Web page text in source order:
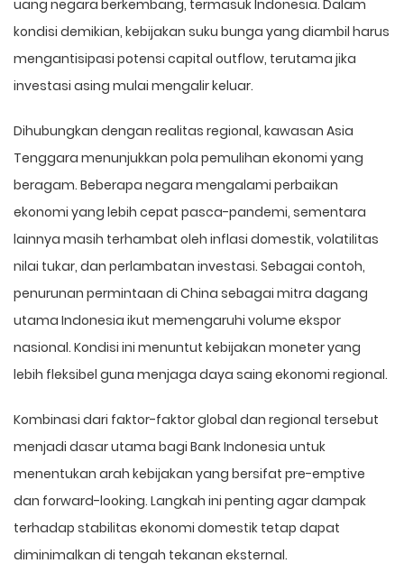
uang negara berkembang, termasuk Indonesia. Dalam
kondisi demikian, kebijakan suku bunga yang diambil harus
mengantisipasi potensi capital outflow, terutama jika
investasi asing mulai mengalir keluar.
Dihubungkan dengan realitas regional, kawasan Asia
Tenggara menunjukkan pola pemulihan ekonomi yang
beragam. Beberapa negara mengalami perbaikan
ekonomi yang lebih cepat pasca-pandemi, sementara
lainnya masih terhambat oleh inflasi domestik, volatilitas
nilai tukar, dan perlambatan investasi. Sebagai contoh,
penurunan permintaan di China sebagai mitra dagang
utama Indonesia ikut memengaruhi volume ekspor
nasional. Kondisi ini menuntut kebijakan moneter yang
lebih fleksibel guna menjaga daya saing ekonomi regional.
Kombinasi dari faktor-faktor global dan regional tersebut
menjadi dasar utama bagi Bank Indonesia untuk
menentukan arah kebijakan yang bersifat pre-emptive
dan forward-looking. Langkah ini penting agar dampak
terhadap stabilitas ekonomi domestik tetap dapat
diminimalkan di tengah tekanan eksternal.